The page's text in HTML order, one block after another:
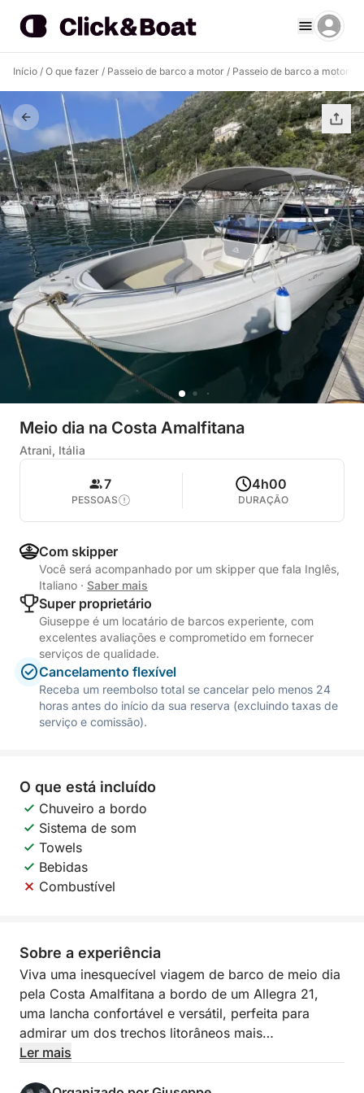
Início / O que fazer / Passeio de barco a motor / Passeio de barco a motor
Meio dia na Costa Amalfitana
Atrani, Itália
7
PESSOAS
4h00
DURAÇÃO
Com skipper
Você será acompanhado por um skipper que fala Inglês,
Italiano · Saber mais
Super proprietário
Giuseppe é um locatário de barcos experiente, com
excelentes avaliações e comprometido em fornecer
serviços de qualidade.
Cancelamento flexível
Receba um reembolso total se cancelar pelo menos 24
horas antes do início da sua reserva (excluindo taxas de
serviço e comissão).
O que está incluído
Chuveiro a bordo
Sistema de som
Towels
Bebidas
Combustível
Sobre a experiência
Viva uma inesquecível viagem de barco de meio dia
pela Costa Amalfitana a bordo de um Allegra 21,
uma lancha confortável e versátil, perfeita para
admirar um dos trechos litorâneos mais
espetaculares do mundo a partir do mar. Esta
Ler mais